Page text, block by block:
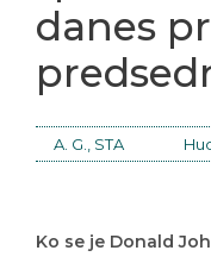
danes
A. G., STA
Ko se je Donald